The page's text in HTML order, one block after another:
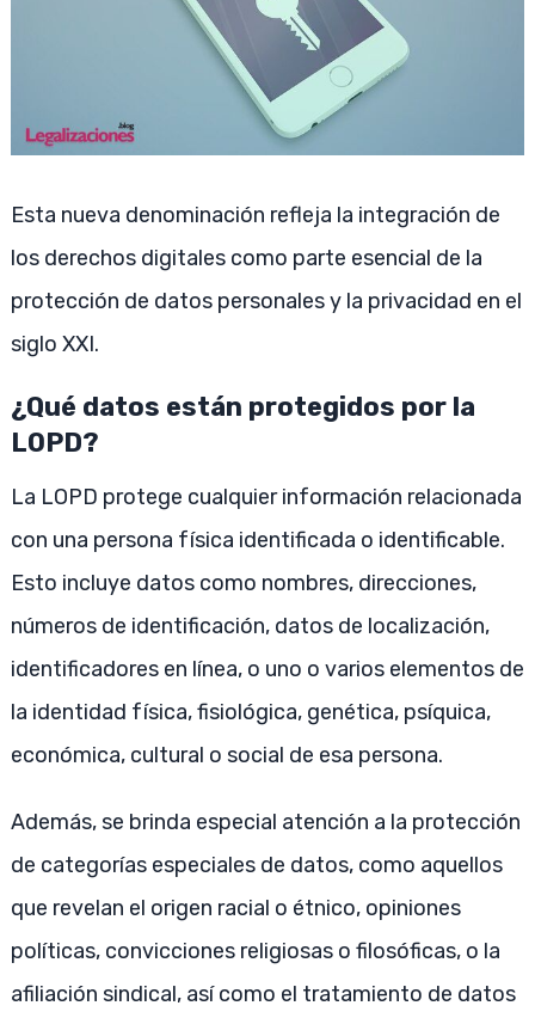
Esta nueva denominación refleja la integración de
los derechos digitales como parte esencial de la
protección de datos personales y la privacidad en el
siglo XXI.
¿Qué datos están protegidos por la
LOPD?
La LOPD protege cualquier información relacionada
con una persona física identificada o identificable.
Esto incluye datos como nombres, direcciones,
números de identificación, datos de localización,
identificadores en línea, o uno o varios elementos de
la identidad física, fisiológica, genética, psíquica,
económica, cultural o social de esa persona.
Además, se brinda especial atención a la protección
de categorías especiales de datos, como aquellos
que revelan el origen racial o étnico, opiniones
políticas, convicciones religiosas o filosóficas, o la
afiliación sindical, así como el tratamiento de datos